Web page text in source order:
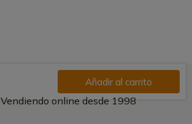
Añadir al carrito
Vendiendo online desde 1998